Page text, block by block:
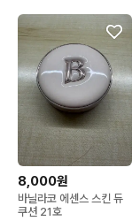
8,000원
바닐라코 에센스 스킨 듀
쿠션 21호